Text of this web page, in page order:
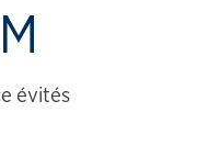
évités